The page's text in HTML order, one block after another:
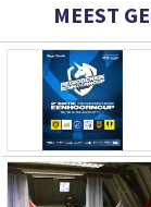
MEEST